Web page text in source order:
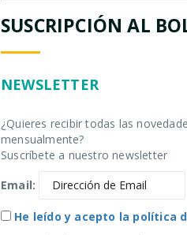
SUSCRIPCIÓN AL
NEWSLETTER
¿Quieres recibir todas las
mensualmente?
Suscríbete a nuestro newsletter
Email:
He leído y acepto la política